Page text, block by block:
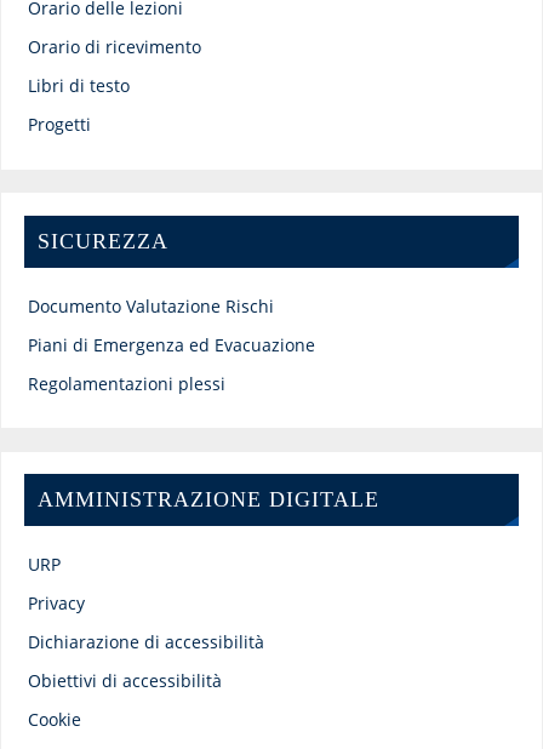
Orario delle lezioni
Orario di ricevimento
Libri di testo
Progetti
SICUREZZA
Documento Valutazione Rischi
Piani di Emergenza ed Evacuazione
Regolamentazioni plessi
AMMINISTRAZIONE DIGITALE
URP
Privacy
Dichiarazione di accessibilità
Obiettivi di accessibilità
Cookie